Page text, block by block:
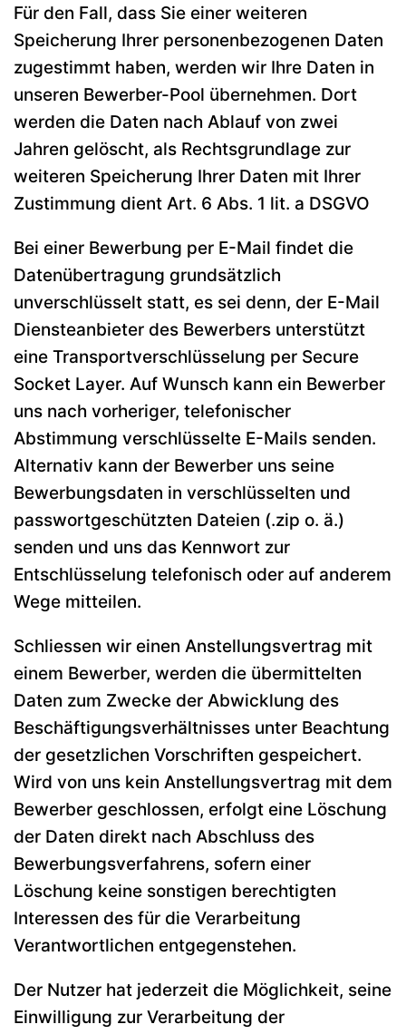
Für den Fall, dass Sie einer weiteren
Speicherung Ihrer personenbezogenen Daten
zugestimmt haben, werden wir Ihre Daten in
unseren Bewerber-Pool übernehmen. Dort
werden die Daten nach Ablauf von zwei
Jahren gelöscht, als Rechtsgrundlage zur
weiteren Speicherung Ihrer Daten mit Ihrer
Zustimmung dient Art. 6 Abs. 1 lit. a DSGVO
Bei einer Bewerbung per E-Mail findet die
Datenübertragung grundsätzlich
unverschlüsselt statt, es sei denn, der E-Mail
Diensteanbieter des Bewerbers unterstützt
eine Transportverschlüsselung per Secure
Socket Layer. Auf Wunsch kann ein Bewerber
uns nach vorheriger, telefonischer
Abstimmung verschlüsselte E-Mails senden.
Alternativ kann der Bewerber uns seine
Bewerbungsdaten in verschlüsselten und
passwortgeschützten Dateien (.zip o. ä.)
senden und uns das Kennwort zur
Entschlüsselung telefonisch oder auf anderem
Wege mitteilen.
Schliessen wir einen Anstellungsvertrag mit
einem Bewerber, werden die übermittelten
Daten zum Zwecke der Abwicklung des
Beschäftigungsverhältnisses unter Beachtung
der gesetzlichen Vorschriften gespeichert.
Wird von uns kein Anstellungsvertrag mit dem
Bewerber geschlossen, erfolgt eine Löschung
der Daten direkt nach Abschluss des
Bewerbungsverfahrens, sofern einer
Löschung keine sonstigen berechtigten
Interessen des für die Verarbeitung
Verantwortlichen entgegenstehen.
Der Nutzer hat jederzeit die Möglichkeit, seine
Einwilligung zur Verarbeitung der